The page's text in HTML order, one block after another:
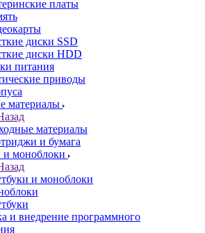
платы
диски SSD
диски HDD
питания
приводы
материалы
материалы
и бумага
и моноблоки
и моноблоки
и внедрение программного